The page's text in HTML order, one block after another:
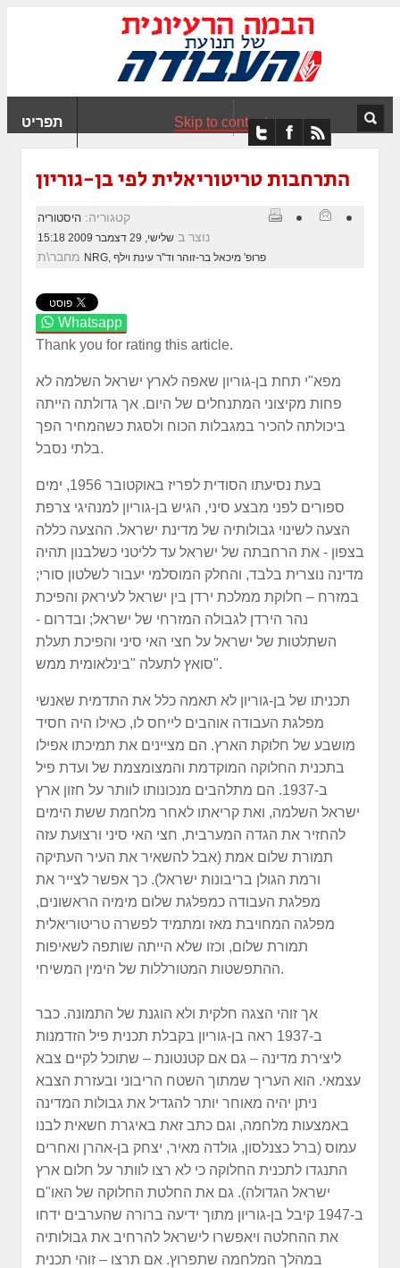
תפריט Skip to content
התרחבות טריטוריאלית לפי בן-גוריון
קטגוריה: היסטוריה
נוצר ב שלישי, 29 דצמבר 2009 15:18
NRG, פרופ' מיכאל בר-זוהר וד''ר עינת וילף
Whatsapp
Thank you for rating this article.
מפא"י תחת בן-גוריון שאפה לארץ ישראל השלמה לא
פחות מקיצוני המתנחלים של היום. אך גדולתה הייתה
ביכולתה להכיר במגבלות הכוח ולסגת כשהמחיר הפך
בלתי נסבל.
בעת נסיעתו הסודית לפריז באוקטובר 1956, ימים
ספורים לפני מבצע סיני, הגיש בן-גוריון למנהיגי צרפת
הצעה לשינוי גבולותיה של מדינת ישראל. ההצעה כללה
בצפון - את הרחבתה של ישראל עד לליטני כשלבנון תהיה
מדינה נוצרית בלבד, והחלק המוסלמי יעבור לשלטון סורי;
במזרח – חלוקת ממלכת ירדן בין ישראל לעיראק והפיכת
נהר הירדן לגבולה המזרחי של ישראל; ובדרום -
השתלטות של ישראל על חצי האי סיני והפיכת תעלת
סואץ לתעלה "בינלאומית ממש".
תכניתו של בן-גוריון לא תאמה כלל את התדמית שאנשי
מפלגת העבודה אוהבים לייחס לו, כאילו היה חסיד
מושבע של חלוקת הארץ. הם מציינים את תמיכתו אפילו
בתכנית החלוקה המוקדמת והמצומצמת של ועדת פיל
ב-1937. הם מתלהבים מנכונותו לוותר על חזון ארץ
ישראל השלמה, ואת קריאתו לאחר מלחמת ששת הימים
להחזיר את הגדה המערבית, חצי האי סיני ורצועת עזה
תמורת שלום אמת (אבל להשאיר את העיר העתיקה
ורמת הגולן בריבונות ישראל). כך אפשר לצייר את
מפלגת העבודה כמפלגת שלום מימיה הראשונים,
מפלגה המחויבת מאז ומתמיד לפשרה טריטוריאלית
תמורת שלום, וכזו שלא הייתה שותפה לשאיפות
ההתפשטות המטורללות של הימין המשיחי.
אך זוהי הצגה חלקית ולא הוגנת של התמונה. כבר
ב-1937 ראה בן-גוריון בקבלת תכנית פיל הזדמנות
ליצירת מדינה – גם אם קטנטונת – שתוכל לקיים צבא
עצמאי. הוא העריך שמתוך השטח הריבוני ובעזרת הצבא
ניתן יהיה מאוחר יותר להגדיל את גבולות המדינה
באמצעות מלחמה, וגם כתב זאת באיגרת חשאית לבנו
עמוס (ברל כצנלסון, גולדה מאיר, יצחק בן-אהרן ואחרים
התנגדו לתכנית החלוקה כי לא רצו לוותר על חלום ארץ
ישראל הגדולה). גם את החלטת החלוקה של האו"ם
ב-1947 קיבל בן-גוריון מתוך ידיעה ברורה שהערבים ידחו
את ההחלטה ויאפשרו לישראל להרחיב את גבולותיה
במהלך המלחמה שתפרוץ. אם תרצו – זוהי תכנית